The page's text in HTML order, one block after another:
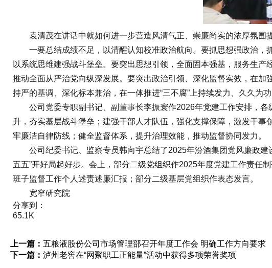
袁清茂在讲话中就如何进一步营造风清气正、崇廉尚实的浓厚氛围
一要总结成绩不足，以清醒认知校准政治航向。要抓思想强政治，
以系统思维建强战斗堡垒。要突出思想引领，全面固本强基，服务生产
推动全面从严治党向纵深发展。要突出政治引领、深化监督实效，在
持严的基调、深化标本兼治，在一体推进“三不腐”上持续发力、久久为功
公司党委专职副书记、副董事长李振寰作2026年党建工作安排，各
升，夯实基层战斗堡垒；建强干部人才队伍，强化支撑保障，激发干
牢廉洁自律防线；健全监督体系，提升治理效能，推动监督协同发力。
公司纪委书记、监察专员韩向宇总结了2025年汾酒集团党风廉政建
五五”开好局起好步。会上，部分二级党组织作2025年度党建工作责任
班子监督工作个人述责述廉汇报；部分二级基层党组织作表态发言。
宽窄研究院
分享到：
65.1K
上一篇： 五粮液股份公司市场管理部召开年度工作会 明确工作方向要求
下一篇： 泸州老窖在“网聚职工正能量”活动中获得多项荣誉奖项